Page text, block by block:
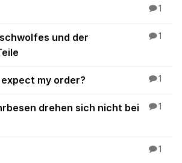
1
und der
1
my order? 1
drehen sich nicht bei
1
1